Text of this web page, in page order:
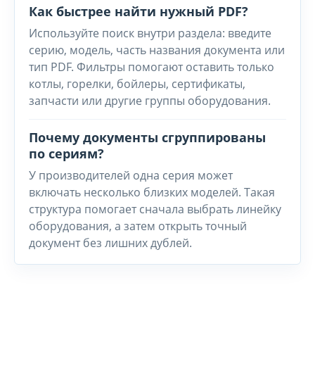
Как быстрее найти нужный PDF?
Используйте поиск внутри раздела: введите
серию, модель, часть названия документа или
тип PDF. Фильтры помогают оставить только
котлы, горелки, бойлеры, сертификаты,
запчасти или другие группы оборудования.
Почему документы сгруппированы
по сериям?
У производителей одна серия может
включать несколько близких моделей. Такая
структура помогает сначала выбрать линейку
оборудования, а затем открыть точный
документ без лишних дублей.